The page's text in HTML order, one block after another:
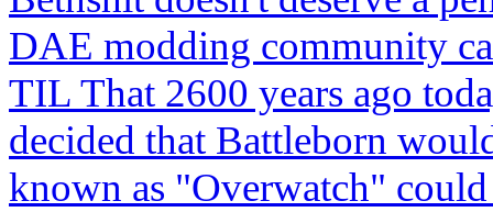
DAE modding community
TIL That 2600 years ago
decided that Battleborn
known as "Overwatch" could